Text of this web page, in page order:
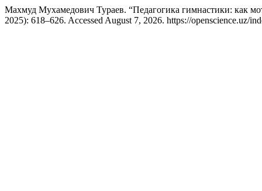
Махмуд Мухамедович Тураев. “Педагогика гимнастики: как
2025): 618–626. Accessed August 7, 2026. https://openscience.uz/